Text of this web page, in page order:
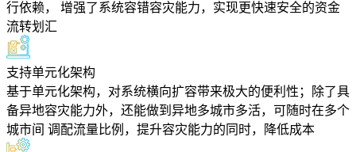
行依赖， 增强了系统容错容灾能力，实现更快速安全的资金
流转划汇
支持单元化架构
基于单元化架构，对系统横向扩容带来极大的便利性；除了具
备异地容灾能力外，还能做到异地多城市多活，可随时在多个
城市间 调配流量比例，提升容灾能力的同时，降低成本